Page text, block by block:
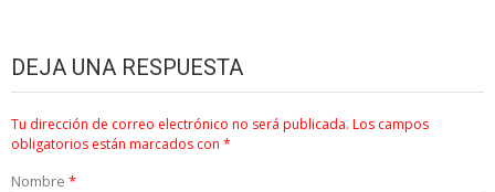
DEJA UNA RESPUESTA
Tu dirección de correo electrónico no será publicada. Los campos
obligatorios están marcados con *
Nombre *